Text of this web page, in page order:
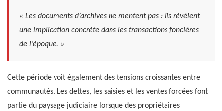
« Les documents d’archives ne mentent pas : ils révèlent
une implication concrète dans les transactions foncières
de l’époque. »
Cette période voit également des tensions croissantes entre
communautés. Les dettes, les saisies et les ventes forcées font
partie du paysage judiciaire lorsque des propriétaires